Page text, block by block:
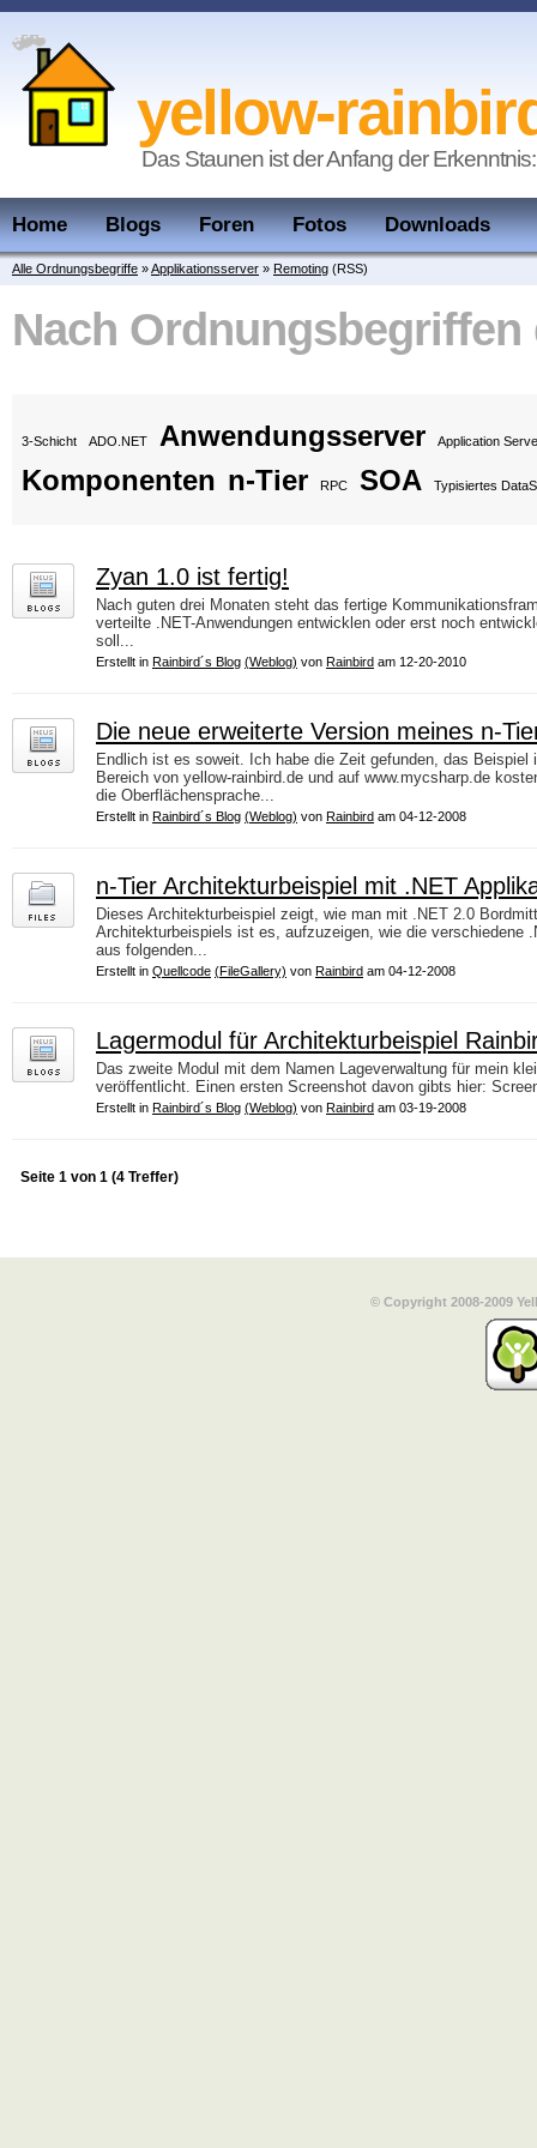
yellow-
Das Staunen ist der Anfang der
Home Blogs Foren Fotos Downloads
Alle Ordnungsbegriffe »Applikationsserver » Remoting (RSS)
Nach
3-Schicht ADO.NET Anwendungsserver Application
Komponenten n-Tier RPC SOA Typisiertes
Zyan 1.0 ist fertig!
Nach guten drei Monaten steht das fertige
verteilte .NET-Anwendungen entwicklen oder erst noch
soll...
Erstellt in Rainbird´s Blog (Weblog) von Rainbird am 12-20-2010
Die neue erweiterte Version meines n-
Endlich ist es soweit. Ich habe die Zeit gefunden, das
Bereich von yellow-rainbird.de und auf www.mycsharp.de
die Oberflächensprache...
Erstellt in Rainbird´s Blog (Weblog) von Rainbird am 04-12-2008
n-Tier Architekturbeispiel mit .NET
Dieses Architekturbeispiel zeigt, wie man mit .NET 2.0
Architekturbeispiels ist es, aufzuzeigen, wie die verschiedene
aus folgenden...
Erstellt in Quellcode (FileGallery) von Rainbird am 04-12-2008
Lagermodul für Architekturbeispiel
Das zweite Modul mit dem Namen Lageverwaltung für mein
veröffentlicht. Einen ersten Screenshot davon gibts hier:
Erstellt in Rainbird´s Blog (Weblog) von Rainbird am 03-19-2008
Seite 1 von 1 (4 Treffer)
© Copyright 2008-2009